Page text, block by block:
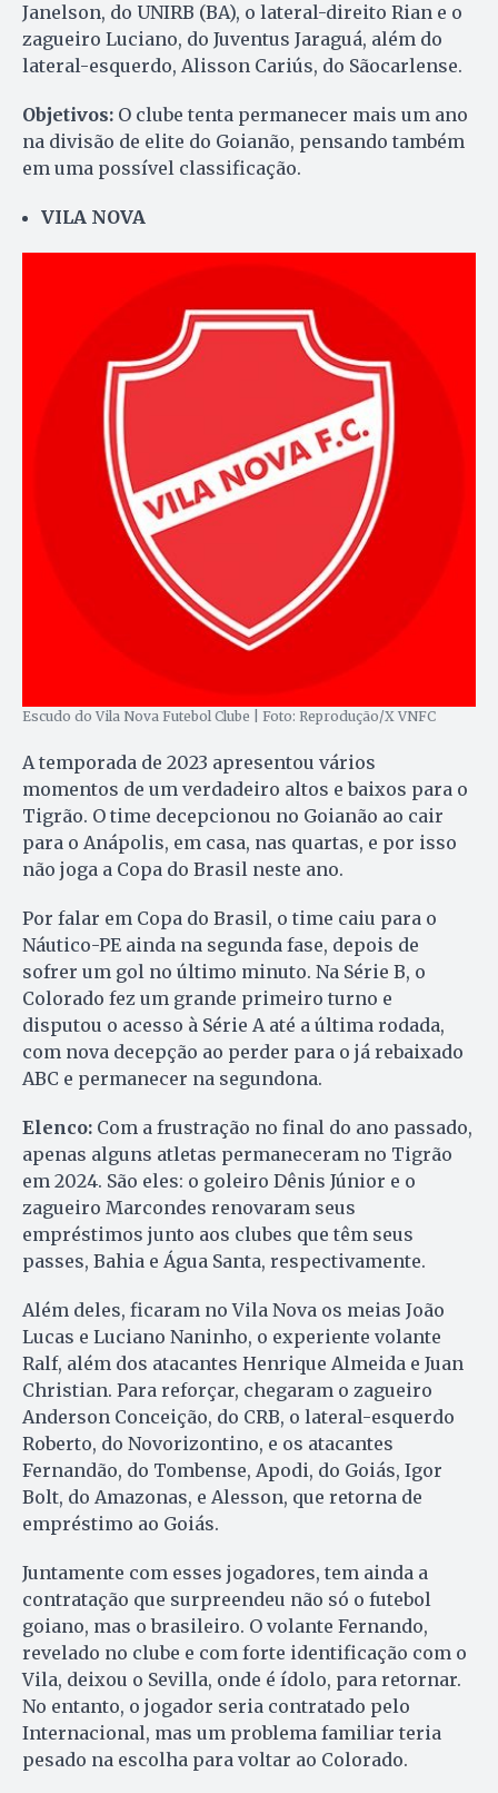
Janelson, do UNIRB (BA), o lateral-direito Rian e o
zagueiro Luciano, do Juventus Jaraguá, além do
lateral-esquerdo, Alisson Cariús, do Sãocarlense.
Objetivos: O clube tenta permanecer mais um ano
na divisão de elite do Goianão, pensando também
em uma possível classificação.
VILA NOVA
Escudo do Vila Nova Futebol Clube | Foto: Reprodução/X VNFC
A temporada de 2023 apresentou vários
momentos de um verdadeiro altos e baixos para o
Tigrão. O time decepcionou no Goianão ao cair
para o Anápolis, em casa, nas quartas, e por isso
não joga a Copa do Brasil neste ano.
Por falar em Copa do Brasil, o time caiu para o
Náutico-PE ainda na segunda fase, depois de
sofrer um gol no último minuto. Na Série B, o
Colorado fez um grande primeiro turno e
disputou o acesso à Série A até a última rodada,
com nova decepção ao perder para o já rebaixado
ABC e permanecer na segundona.
Elenco: Com a frustração no final do ano passado,
apenas alguns atletas permaneceram no Tigrão
em 2024. São eles: o goleiro Dênis Júnior e o
zagueiro Marcondes renovaram seus
empréstimos junto aos clubes que têm seus
passes, Bahia e Água Santa, respectivamente.
Além deles, ficaram no Vila Nova os meias João
Lucas e Luciano Naninho, o experiente volante
Ralf, além dos atacantes Henrique Almeida e Juan
Christian. Para reforçar, chegaram o zagueiro
Anderson Conceição, do CRB, o lateral-esquerdo
Roberto, do Novorizontino, e os atacantes
Fernandão, do Tombense, Apodi, do Goiás, Igor
Bolt, do Amazonas, e Alesson, que retorna de
empréstimo ao Goiás.
Juntamente com esses jogadores, tem ainda a
contratação que surpreendeu não só o futebol
goiano, mas o brasileiro. O volante Fernando,
revelado no clube e com forte identificação com o
Vila, deixou o Sevilla, onde é ídolo, para retornar.
No entanto, o jogador seria contratado pelo
Internacional, mas um problema familiar teria
pesado na escolha para voltar ao Colorado.